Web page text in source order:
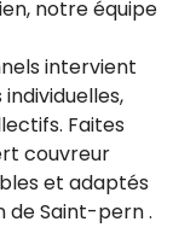
notre équipe
intervient
Faites
couvreur
et adaptés
de Saint-pern .